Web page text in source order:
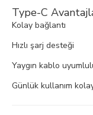
Type-C
Kolay bağlantı
Hızlı şarj desteği
Yaygın kablo
Günlük kullanım